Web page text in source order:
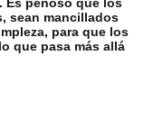
sean mancillados
para que los
que pasa más allá